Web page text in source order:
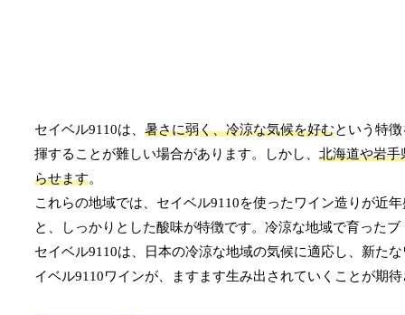
セイベル9110は、 暑さに弱く、冷涼な気候を好むという特
揮することが難しい場合があります。しかし、 北海道や岩手
らせます。
これらの地域では、セイベル9110を使ったワイン造りが近
と、しっかりとした酸味が特徴です。冷涼な地域で育った
セイベル9110は、日本の冷涼な地域の気候に適応し、新た
イベル9110ワインが、ますます生み出されていくことが期